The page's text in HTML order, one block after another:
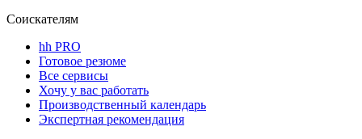
Соискателям
hh PRO
Готовое резюме
Все сервисы
Хочу у вас работать
Производственный календарь
Экспертная рекомендация